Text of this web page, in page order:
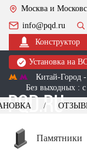
Москва и
info@pqd.ru
Конструктор
Установка на
Китай-Город
Без выходных :
+7 (495)
Памятники